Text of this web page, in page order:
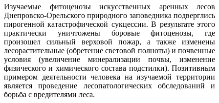
Изучаемые фитоценозы искусственных аренных лесов
Днепровско-Орельского природного заповедника подверглись
пирогенной катастрофической сукцессии. В результате этого
практически уничтожены боровые фитоценозы, где
произошел сильный верховой пожар, а также изменены
лесорастительные (обретение световой полноты) и почвенные
условия (увеличение минерализации почвы, изменение
физического и химического состава подстилки). Позитивным
примером деятельности человека на изучаемой территории
является проведение лесопатологических обследований и
борьба с вредителями леса.